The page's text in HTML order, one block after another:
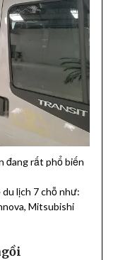
đang rất phổ biến
lịch 7 chỗ như:
Mitsubishi